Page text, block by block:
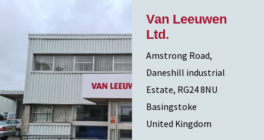
Van Leeuwen
Ltd.
Amstrong Road,
Daneshill industrial
Estate, RG24 8NU
Basingstoke
United Kingdom